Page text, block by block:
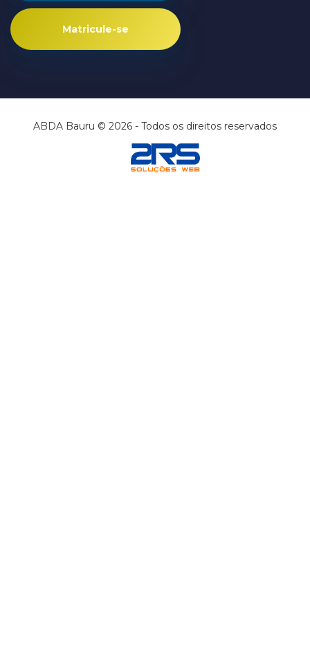
Matricule-se
ABDA Bauru © 2026 - Todos os direitos reservados